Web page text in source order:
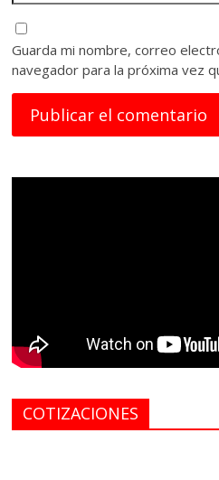
Guarda mi nombre, correo
navegador para la próxima vez
COTIZACIONES